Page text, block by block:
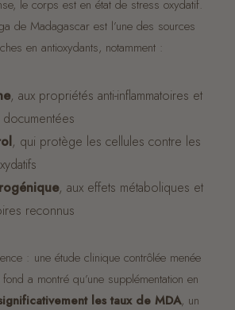
le corps est en état de stress oxydatif.
de Madagascar est l’une des sources
en antioxydants, notamment :
, aux propriétés anti-inflammatoires et
, qui protège les cellules contre les
, aux effets métaboliques et
reconnus
: une étude clinique contrôlée menée
a montré qu’une supplémentation en
les taux de MDA, un